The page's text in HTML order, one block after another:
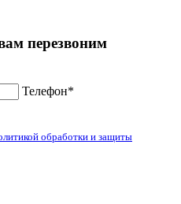
перезвоним
Телефон*
обработки и защиты